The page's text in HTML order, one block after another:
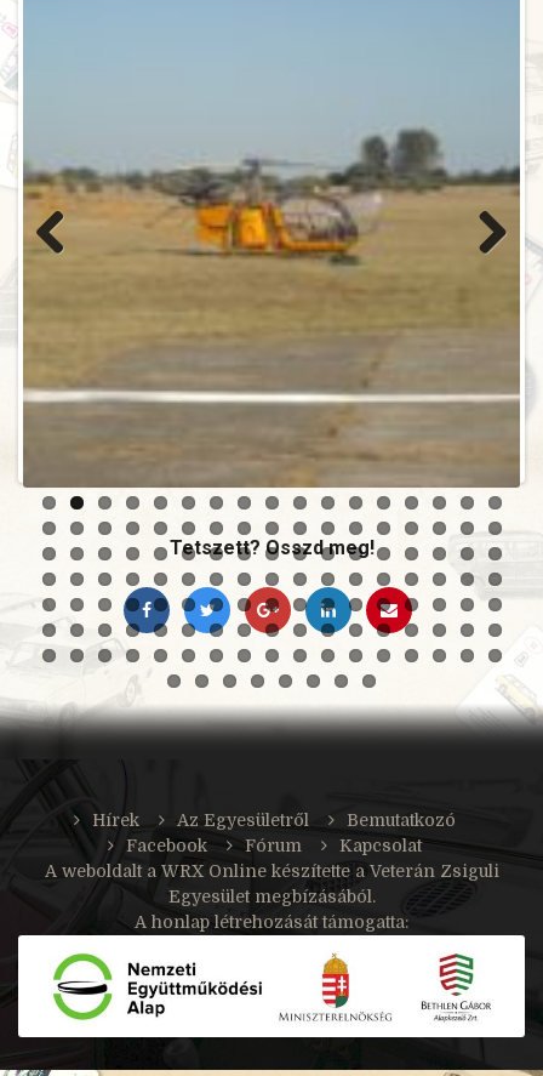
Tetszett? Osszd meg!
Hírek Az Egyesületről
Bemutatkozó
Facebook
Fórum
Kapcsolat
A weboldalt a WRX Onlinekészítette a Veterán Zsiguli
Egyesület megbízásából.
A honlap létrehozását támogatta: